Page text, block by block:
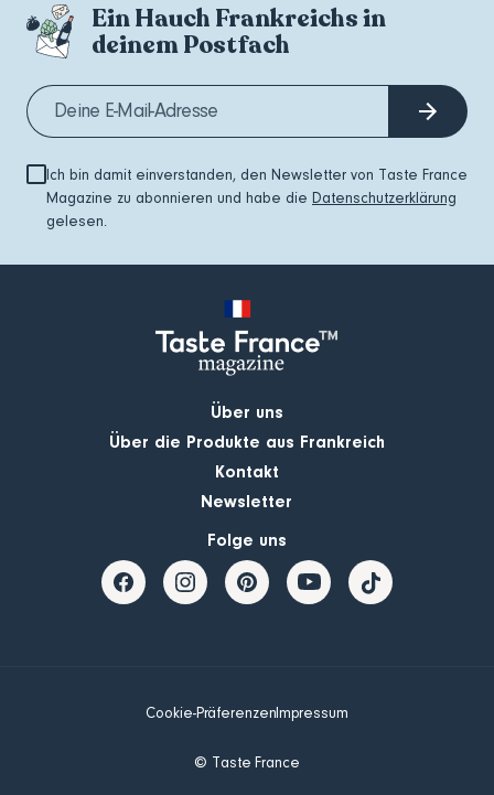
Ein Hauch Frankreichs in
deinem Postfach
Ich bin damit einverstanden, den Newsletter von Taste France
Magazine zu abonnieren und habe die Datenschutzerklärung
gelesen.
Über uns
Über die Produkte aus Frankreich
Kontakt
Newsletter
Folge uns
Cookie-PräferenzenImpressum
© Taste France